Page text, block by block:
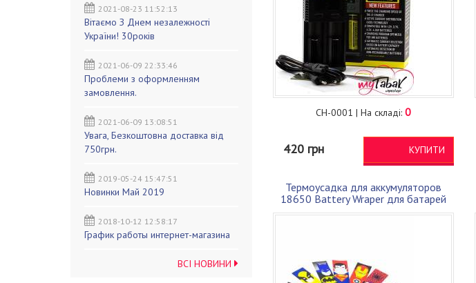
2021-08-23 11:52:13
Вітаємо З Днем незалежності
України! 30років
2021-06-09 22:33:46
Проблеми з оформленням
замовлення.
2021-06-09 13:08:51
Увага, Безкоштовна доставка від
750грн.
2019-05-24 15:47:51
Новинки Май 2019
2018-10-12 12:58:17
График работы интернет-магазина
ВСІ НОВИНИ
CH-0001 | На складі:0
420 грн КУПИТИ
Термоусадка для аккумуляторов
18650 Battery Wraper для батарей
формата 18650